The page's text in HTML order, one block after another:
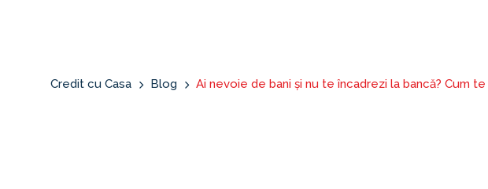
Credit cu Casa Blog Ai nevoie de bani și nu te încadrezi la bancă? Cum